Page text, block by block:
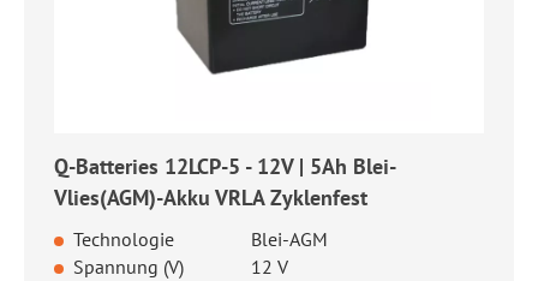
Q-Batteries 12LCP-5 - 12V | 5Ah Blei-
Vlies(AGM)-Akku VRLA Zyklenfest
Technologie
Blei-AGM
Spannung (V)
12 V